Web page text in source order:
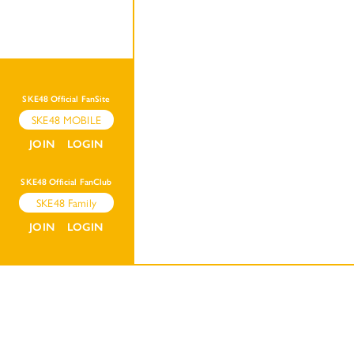
SKE48 Official FanSite
SKE48 MOBILE
JOIN LOGIN
SKE48 Official FanClub
SKE48 Family
JOIN LOGIN